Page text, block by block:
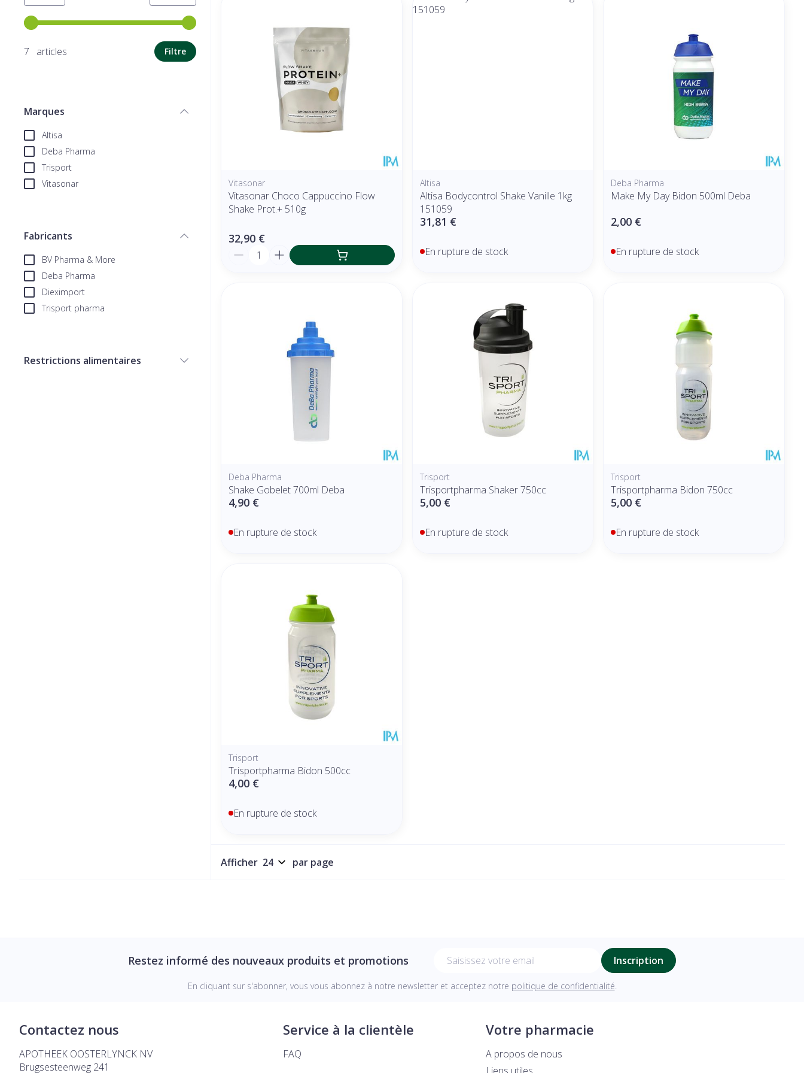
Utilisez les touches fléchées gauche et droite pour ajuster les valeurs minimales et maximales du prix.
7 articles
Filtre
Marques
Altisa
Deba Pharma
Trisport
Vitasonar
Fabricants
BV Pharma & More
Deba Pharma
Dieximport
Trisport pharma
Restrictions alimentaires
Vitasonar
Vitasonar Choco Cappuccino Flow
Shake Prot.+ 510g
32,90 €
Quantité
Altisa
Altisa Bodycontrol Shake Vanille 1kg
151059
31,81 €
En rupture de stock
Deba Pharma
Make My Day Bidon 500ml Deba
2,00 €
En rupture de stock
Deba Pharma
Shake Gobelet 700ml Deba
4,90 €
En rupture de stock
Trisport
Trisportpharma Shaker 750cc
5,00 €
En rupture de stock
Trisport
Trisportpharma Bidon 750cc
5,00 €
En rupture de stock
Trisport
Trisportpharma Bidon 500cc
4,00 €
En rupture de stock
Afficher par page
Restez informé des nouveaux produits et promotions Inscription
En cliquant sur s'abonner, vous vous abonnez à notre newsletter et acceptez notre politique de confidentialité
Contactez nous
APOTHEEK OOSTERLYNCK NV
Brugsesteenweg 241
Service à la clientèle
FAQ
Votre pharmacie
A propos de nous
Liens utiles